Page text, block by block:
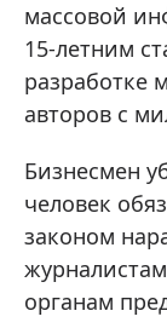
массовой
15-летним
разработке
авторов с
Бизнесмен
человек
законом
органам